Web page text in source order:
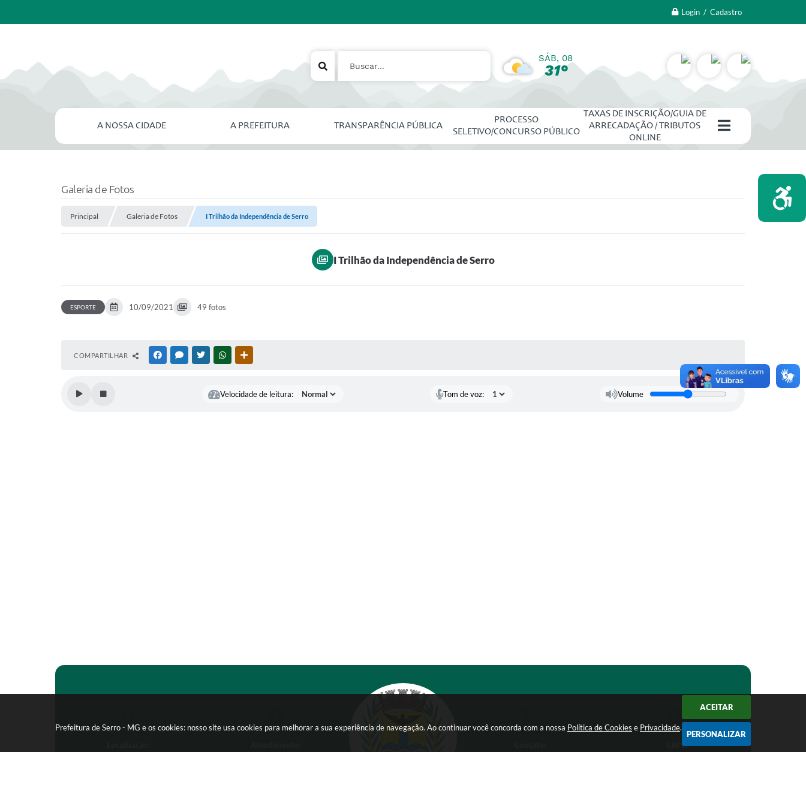
Prefeitura de Serro - MG e os cookies: nosso site usa cookies para melhorar a sua experiência de navegação. Ao continuar você concorda com a nossa Política de Cookies e Privacidade.
ACEITAR
PERSONALIZAR
Login / Cadastro
SÁB, 08
31°
A NOSSA CIDADE A PREFEITURA TRANSPARÊNCIA PÚBLICA
PROCESSO
SELETIVO/CONCURSO PÚBLICO
TAXAS DE INSCRIÇÃO/GUIA DE
ARRECADAÇÃO / TRIBUTOS
ONLINE
Galeria de Fotos
Principal Galeria de Fotos I Trilhão da Independência de Serro
I Trilhão da Independência de Serro
ESPORTE 10/09/2021 49 fotos
COMPARTILHAR FACEBOOKMESSENGER
TWITTERWHATSAPP
Velocidade de leitura: Tom de voz: Volume
CNPJ: